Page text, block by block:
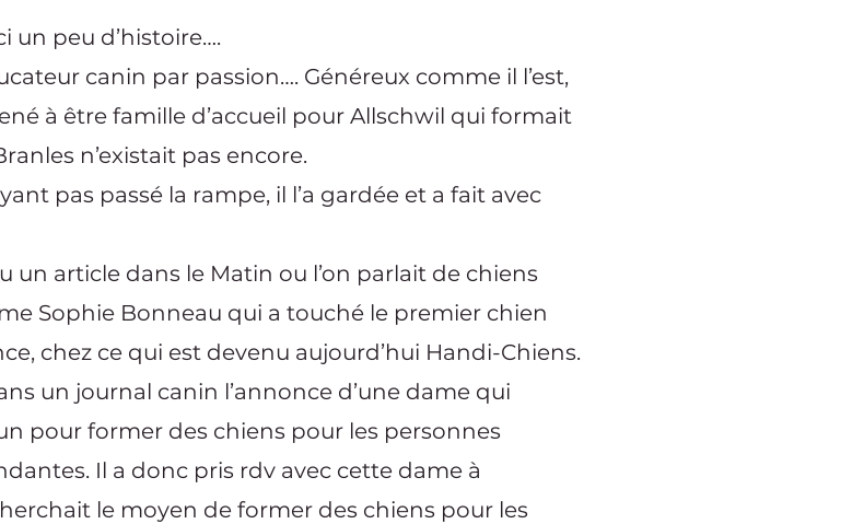
un peu d’histoire….
canin par passion…. Généreux comme il l’est,
à être famille d’accueil pour Allschwil qui formait
n’existait pas encore.
pas passé la rampe, il l’a gardée et a fait avec
un article dans le Matin ou l’on parlait de chiens
Sophie Bonneau qui a touché le premier chien
chez ce qui est devenu aujourd’hui Handi-Chiens.
un journal canin l’annonce d’une dame qui
pour former des chiens pour les personnes
Il a donc pris rdv avec cette dame à
le moyen de former des chiens pour les